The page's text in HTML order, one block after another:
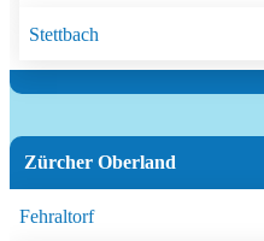
Stettbach
Zürcher Oberland
Fehraltorf